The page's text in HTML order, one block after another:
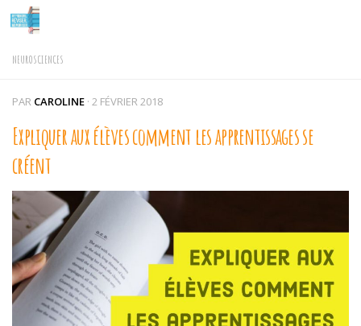
Skip to content
NEUROSCIENCES
PAR CAROLINE · 2 FÉVRIER 2018
Expliquer aux élèves comment les apprentissages se
créent